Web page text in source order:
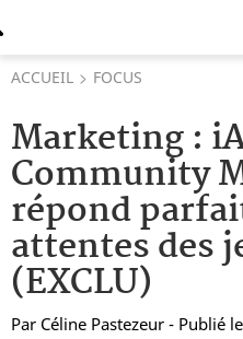
ACCUEIL FOCUS
Marketing :
Community
répond
attentes des
(EXCLU)
Par Céline Pastezeur - Publié